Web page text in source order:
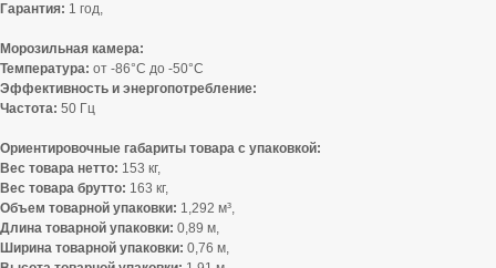
Гарантия: 1 год,
Морозильная камера:
Температура: от -86°C до -50°C
Эффективность и энергопотребление:
Частота: 50 Гц
Ориентировочные габариты товара с упаковкой:
Вес товара нетто: 153 кг,
Вес товара брутто: 163 кг,
Объем товарной упаковки: 1,292 м³,
Длина товарной упаковки: 0,89 м,
Ширина товарной упаковки: 0,76 м,